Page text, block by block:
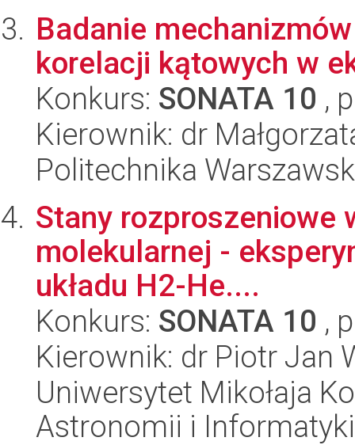
Badanie
korelacji kątowych w
Konkurs: SONATA 10 ,
Kierownik: dr
Politechnika
Stany rozproszeniowe
molekularnej -
układu H2-He....
Konkurs: SONATA 10 ,
Kierownik: dr Piotr Jan
Uniwersytet Mikołaja
Astronomii i